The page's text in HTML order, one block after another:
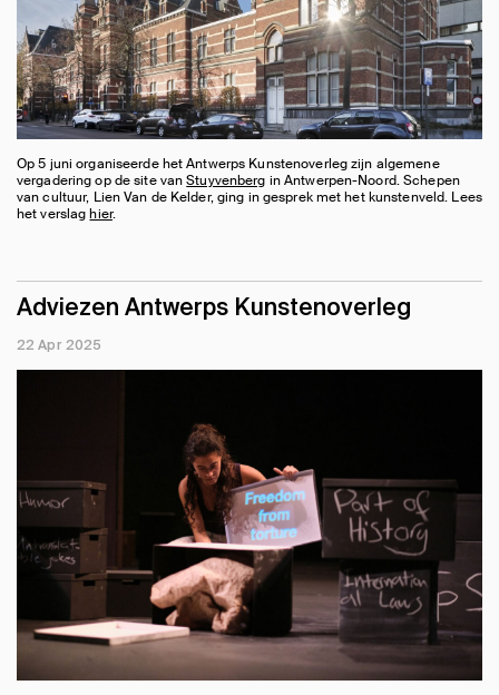
Op 5 juni organiseerde het Antwerps Kunstenoverleg zijn algemene
vergadering op de site vanStuyvenberg in Antwerpen-Noord. Schepen
van cultuur, Lien Van de Kelder, ging in gesprek met het kunstenveld. Lees
het verslaghier.
Adviezen Antwerps Kunstenoverleg
22 Apr 2025